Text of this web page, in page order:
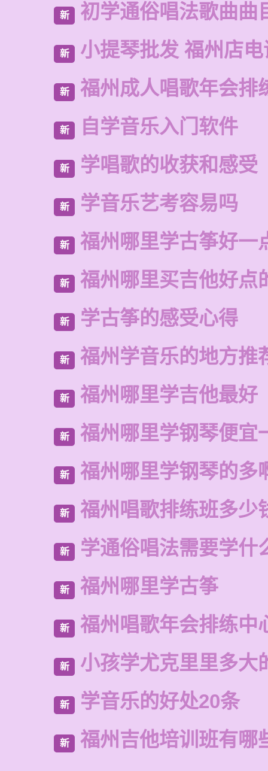
新 初学通俗唱法歌曲曲
新 小提琴批发 福州店
新 福州成人唱歌年会排
新 自学音乐入门软件
新 学唱歌的收获和感受
新 学音乐艺考容易吗
新 福州哪里学古筝好一
新 福州哪里买吉他好点
新 学古筝的感受心得
新 福州学音乐的地方推
新 福州哪里学吉他最好
新 福州哪里学钢琴便宜
新 福州哪里学钢琴的多
新 福州唱歌排练班多少
新 学通俗唱法需要学什
新 福州哪里学古筝
新 福州唱歌年会排练中
新 小孩学尤克里里多大
新 学音乐的好处20条
新 福州吉他培训班有哪